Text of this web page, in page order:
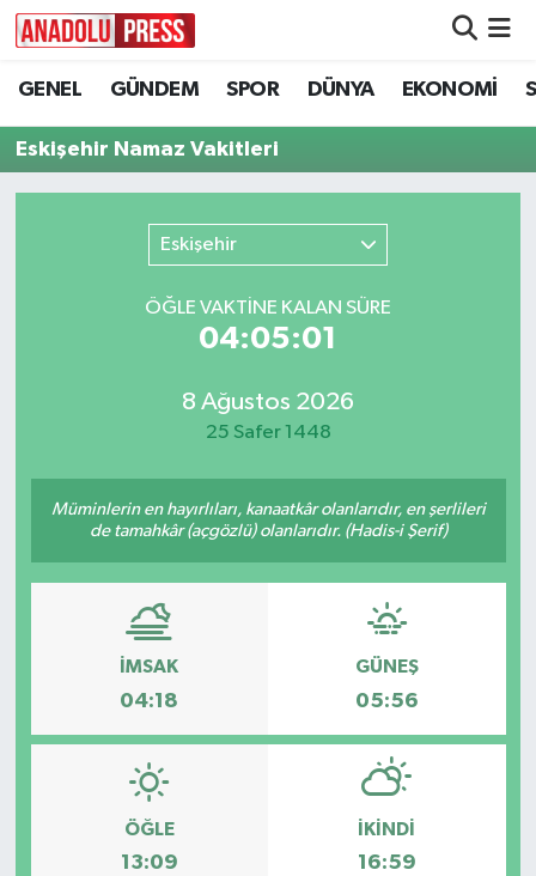
GENEL GÜNDEM SPOR DÜNYA EKONOMİ
Eskişehir Namaz Vakitleri
Eskişehir
ÖĞLE VAKTİNE KALAN SÜRE
04:05:01
8 Ağustos 2026
25 Safer 1448
Müminlerin en hayırlıları, kanaatkâr olanlarıdır, en şerlileri
de tamahkâr (açgözlü) olanlarıdır. (Hadis-i Şerif)
İMSAK
04:18
GÜNEŞ
05:56
ÖĞLE
13:09
İKINDI
16:59
Nöbetçi Eczaneler
Hava Durumu
Süper Lig Puan Durumu ve Fikstür
Tüm Manşetler
Haber Arşivi